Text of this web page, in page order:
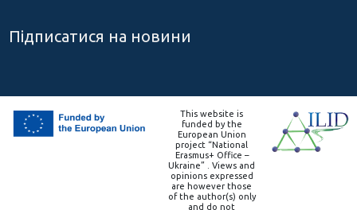
Підписатися на новини
This website is
funded by the
European Union
project “National
Erasmus+ Office –
Ukraine” . Views and
opinions expressed
are however those
of the author(s) only
and do not